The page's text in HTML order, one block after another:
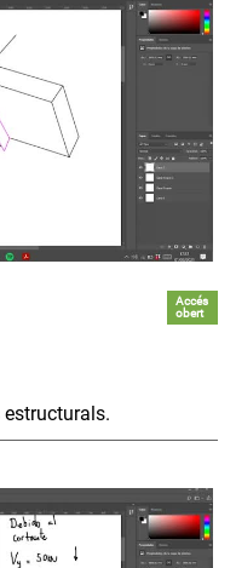
Accés
obert